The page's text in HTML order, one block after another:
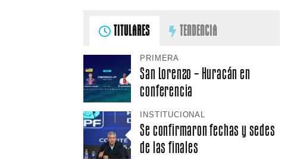
TITULARES TENDENCIA
PRIMERA
San Lorenzo – Huracán en
conferencia
INSTITUCIONAL
Se confirmaron fechas y sedes
de las finales